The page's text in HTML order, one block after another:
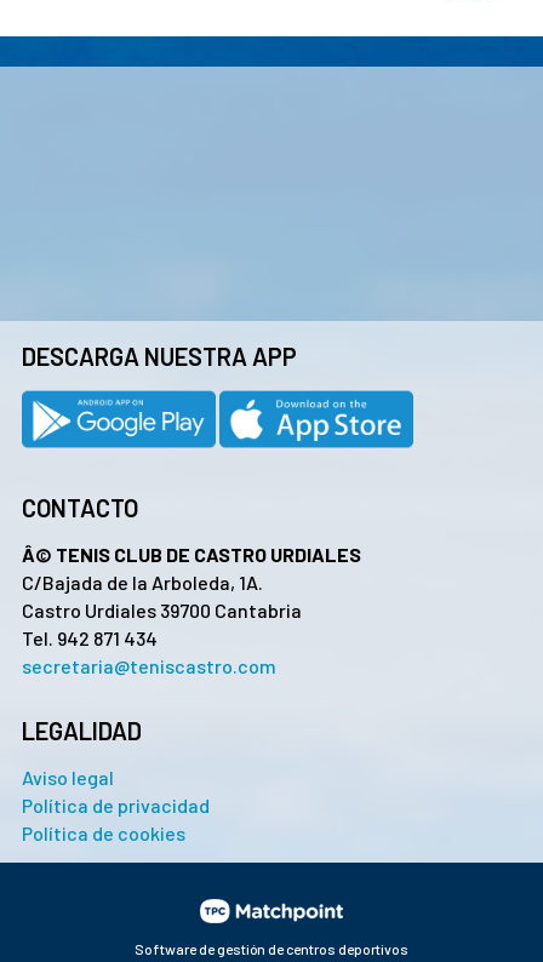
DESCARGA NUESTRA APP
CONTACTO
Â© TENIS CLUB DE CASTRO URDIALES
C/Bajada de la Arboleda, 1A.
Castro Urdiales 39700 Cantabria
Tel. 942 871 434
secretaria@teniscastro.com
LEGALIDAD
Aviso legal
Política de privacidad
Política de cookies
Software de gestión de centros deportivos